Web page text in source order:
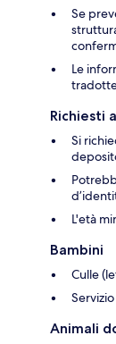
Se
Le
Richiesti
Si
L'età
Bambini
Culle
Animali